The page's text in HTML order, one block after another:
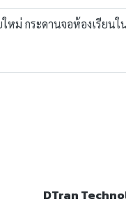
หม่ กระดานจอห้องเรียนใ
DTran